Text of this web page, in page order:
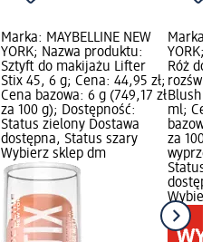
Marka: MAYBELLINE NEW
YORK; Nazwa produktu:
Sztyft do makijażu Lifter
Stix 45, 6 g; Cena: 44,95 zł;
Cena bazowa: 6 g (749,17 zł
za 100 g); Dostępność:
Status zielony Dostawa
dostępna, Status szary
Wybierz sklep dm
Marka:
YORK;
Róż do
Blush
ml;
bazowa:
za 100
Status
Wybierz